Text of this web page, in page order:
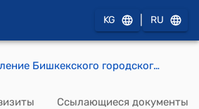
KG RU
Постановление Бишкекского городского кенеша от 27 декабря 2023 года № 100 "Об утверждении тарифов (цен) на платные услуги, предоставляемые подведомственными подразделениями мэрии города Бишкек"
Ссылающиеся документы